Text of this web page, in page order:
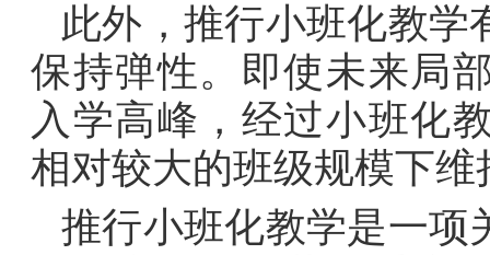
此外，推行小班化教学
保持弹性。即使未来局
入学高峰，经过小班化
相对较大的班级规模下
推行小班化教学是一项